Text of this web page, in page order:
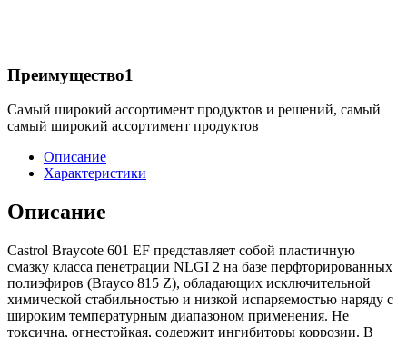
Преимущество1
Самый широкий ассортимент продуктов и решений, самый
самый широкий ассортимент продуктов
Описание
Характеристики
Описание
Castrol Braycote 601 EF представляет собой пластичную
смазку класса пенетрации NLGI 2 на базе перфторированных
полиэфиров (Brayco 815 Z), обладающих исключительной
химической стабильностью и низкой испаряемостью наряду с
широким температурным диапазоном применения. Не
токсична, огнестойкая, содержит ингибиторы коррозии. В